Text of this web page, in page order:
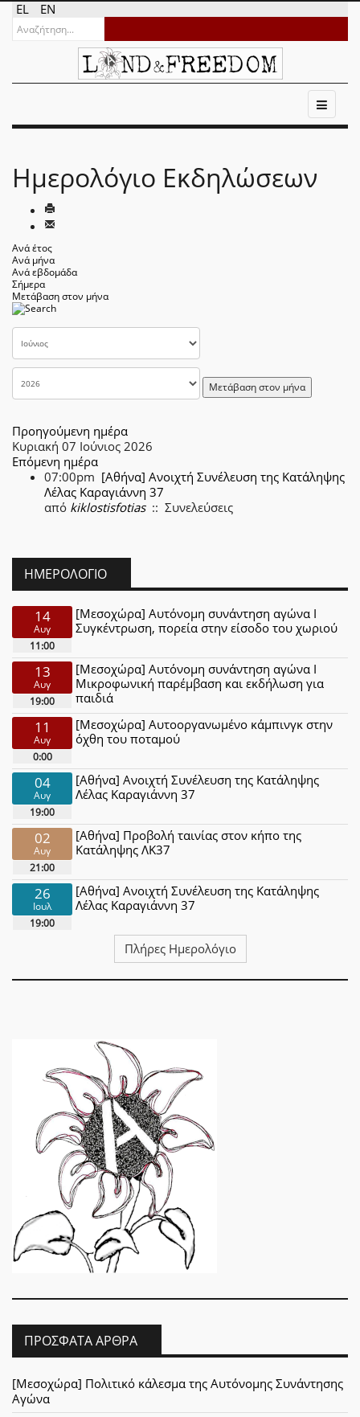
EL EN
Ημερολόγιο Εκδηλώσεων
Ανά έτος
Ανά μήνα
Ανά εβδομάδα
Σήμερα
Μετάβαση στον μήνα
Μετάβαση στον μήνα
Προηγούμενη ημέρα
Κυριακή 07 Ιούνιος 2026
Επόμενη ημέρα
07:00pm [Αθήνα] Ανοιχτή Συνέλευση της Κατάληψης
Λέλας Καραγιάννη 37
από kiklostisfotias:: Συνελεύσεις
ΗΜΕΡΟΛΌΓΙΟ
14
Αυγ
11:00
[Μεσοχώρα] Αυτόνομη συνάντηση αγώνα Ι
Συγκέντρωση, πορεία στην είσοδο του χωριού
13
Αυγ
19:00
[Μεσοχώρα] Αυτόνομη συνάντηση αγώνα Ι
Μικροφωνική παρέμβαση και εκδήλωση για
παιδιά
11
Αυγ
0:00
[Μεσοχώρα] Αυτοοργανωμένο κάμπινγκ στην
όχθη του ποταμού
04
Αυγ
19:00
[Αθήνα] Ανοιχτή Συνέλευση της Κατάληψης
Λέλας Καραγιάννη 37
02
Αυγ
21:00
[Αθήνα] Προβολή ταινίας στον κήπο της
Κατάληψης ΛΚ37
26
Ιουλ
19:00
[Αθήνα] Ανοιχτή Συνέλευση της Κατάληψης
Λέλας Καραγιάννη 37
Πλήρες Ημερολόγιο
ΠΡΌΣΦΑΤΑ ΆΡΘΡΑ
[Μεσοχώρα] Πολιτικό κάλεσμα της Αυτόνομης Συνάντησης
Αγώνα